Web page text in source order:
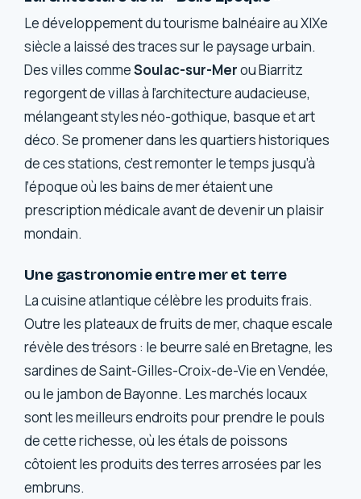
Le développement du tourisme balnéaire au XIXe
siècle a laissé des traces sur le paysage urbain.
Des villes commeSoulac-sur-Merou Biarritz
regorgent de villas à l’architecture audacieuse,
mélangeant styles néo-gothique, basque et art
déco. Se promener dans les quartiers historiques
de ces stations, c’est remonter le temps jusqu’à
l’époque où les bains de mer étaient une
prescription médicale avant de devenir un plaisir
mondain.
Une gastronomie entre mer et terre
La cuisine atlantique célèbre les produits frais.
Outre les plateaux de fruits de mer, chaque escale
révèle des trésors : le beurre salé en Bretagne, les
sardines de Saint-Gilles-Croix-de-Vie en Vendée,
ou le jambon de Bayonne. Les marchés locaux
sont les meilleurs endroits pour prendre le pouls
de cette richesse, où les étals de poissons
côtoient les produits des terres arrosées par les
embruns.